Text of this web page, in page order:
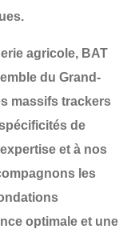
agricole, BAT
du Grand-
massifs trackers
de
et à nos
les
optimale et une